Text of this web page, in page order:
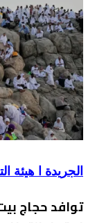
الجريدة ا هيئة
توافد حجاج